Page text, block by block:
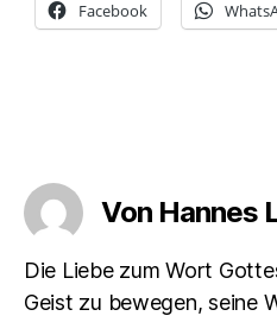
Facebook
Von Hannes
Die Liebe zum Wort
Geist zu bewegen, seine